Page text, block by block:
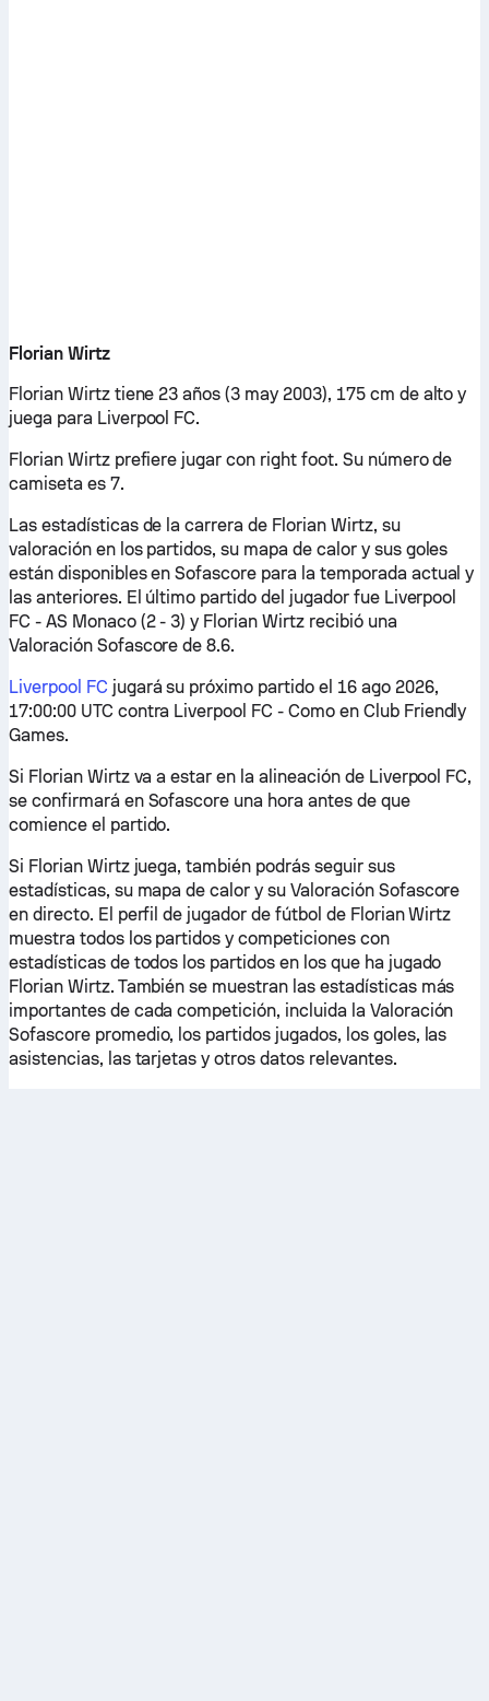
Florian Wirtz
Florian Wirtz tiene 23 años (3 may 2003), 175 cm de alto y
juega para Liverpool FC.
Florian Wirtz prefiere jugar con right foot. Su número de
camiseta es 7.
Las estadísticas de la carrera de Florian Wirtz, su
valoración en los partidos, su mapa de calor y sus goles
están disponibles en Sofascore para la temporada actual y
las anteriores. El último partido del jugador fue Liverpool
FC - AS Monaco (2 - 3) y Florian Wirtz recibió una
Valoración Sofascore de 8.6.
Liverpool FC jugará su próximo partido el 16 ago 2026,
17:00:00 UTC contra Liverpool FC - Como en Club Friendly
Games.
Si Florian Wirtz va a estar en la alineación de Liverpool FC,
se confirmará en Sofascore una hora antes de que
comience el partido.
Si Florian Wirtz juega, también podrás seguir sus
estadísticas, su mapa de calor y su Valoración Sofascore
en directo. El perfil de jugador de fútbol de Florian Wirtz
muestra todos los partidos y competiciones con
estadísticas de todos los partidos en los que ha jugado
Florian Wirtz. También se muestran las estadísticas más
importantes de cada competición, incluida la Valoración
Sofascore promedio, los partidos jugados, los goles, las
asistencias, las tarjetas y otros datos relevantes.